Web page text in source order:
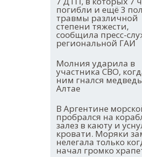
погибли и ещё 3
травмы различной
степени тяжести,
сообщила пресс-
региональной ГАИ
Молния ударила в
участника СВО,
ним гнался
Алтае
В Аргентине
пробрался на
залез в каюту и
кровати. Моряки
нелегала только
начал громко